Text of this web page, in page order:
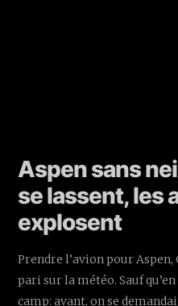
Aspen sans
se lassent, les
explosent
Prendre l’avion pour
pari sur la météo. Sauf
camp: avant, on se